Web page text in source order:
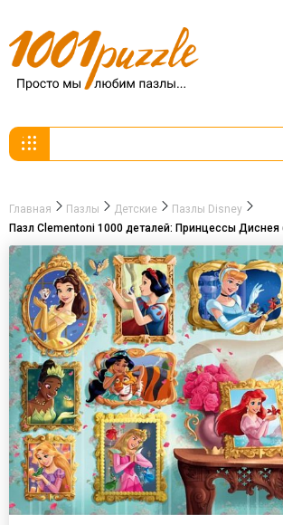
Главная Пазлы Детские
Пазлы Disney
Пазл Clementoni 1000 деталей: Принцессы Диснея